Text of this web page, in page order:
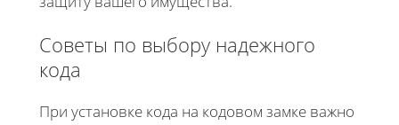
Советы по выбору надежного
кода
При установке кода на кодовом замке важно